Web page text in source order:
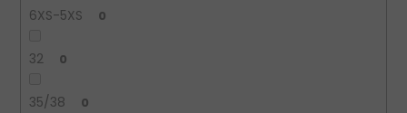
6XS-5XS 0
32 0
35/38 0